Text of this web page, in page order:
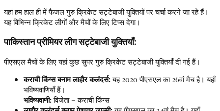
यहां हम हाल ही में फैजल गुरु क्रिकेट सट्टेबाजी युक्तियों पर चर्चा करने जा रहे हैं।
यह विभिन्न क्रिकेट लीगों और मैचों के लिए टिप्स देगा।
पाकिस्तान प्रीमियर लीग सट्टेबाजी युक्तियाँ:
पीएसएल मैचों के लिए यहां कुछ सुपर गुरु क्रिकेट सट्टेबाजी युक्तियाँ दी गई हैं।
कराची किंग्स बनाम लाहौर कलंदर्स:यह 2020 पीएसएल का 26वां मैच है। यहाँ
भविष्यवाणियाँ हैं।
भविष्यवाणी:विजेता – कराची किंग्स